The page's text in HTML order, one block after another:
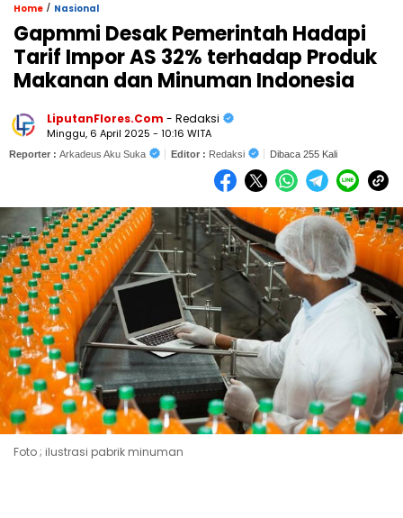
Home / Nasional
Gapmmi Desak Pemerintah Hadapi
Tarif Impor AS 32% terhadap Produk
Makanan dan Minuman Indonesia
LiputanFlores.Com - Redaksi
Minggu, 6 April 2025 - 10:16 WITA
Reporter : Arkadeus Aku Suka Editor : Redaksi Dibaca 255 Kali
Foto ; ilustrasi pabrik minuman